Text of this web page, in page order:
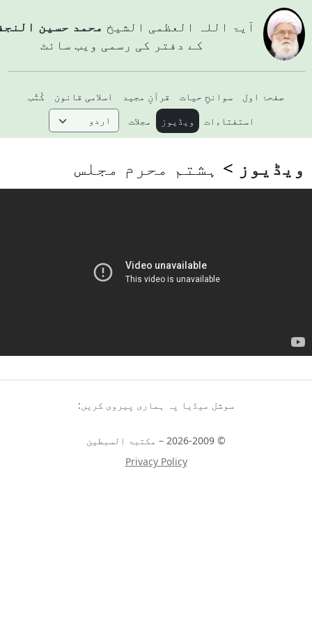
آيۃ اللہ العظمی الشيخمحمد حسین
کے دفتر کی رسمی ویب سائٹ
صفحۂ اول سوانحِ حیات قرآنِ مجید اسلامی قانون
کُتُب
استفتاءات
ویڈیوز مجلات
ہشتم محرم مجلس
سوشل میڈیا پہ ہماری پیروی کریں:
Privacy Policy